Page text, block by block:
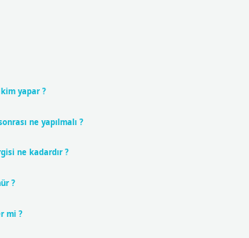
yapar ?
ne yapılmalı ?
ne kadardır ?
?
mi ?